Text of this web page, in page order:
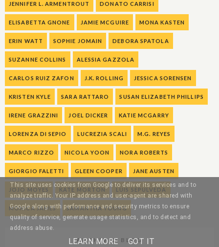
JENNIFER L. ARMENTROUT DONATO CARRISI
ELISABETTA GNONE JAMIE MCGUIRE MONA KASTEN
ERIN WATT SOPHIE JOMAIN DEBORA SPATOLA
SUZANNE COLLINS ALESSIA GAZZOLA
CARLOS RUIZ ZAFON J.K. ROLLING JESSICA SORENSEN
KRISTEN KYLE SARA RATTARO SUSAN ELIZABETH PHILLIPS
IRENE GRAZZINI JOEL DICKER KATIE MCGARRY
LORENZA DI SEPIO LUCREZIA SCALI M.G. REYES
MARCO RIZZO NICOLA YOON NORA ROBERTS
GIORGIO FALETTI GLEEN COOPER JANE AUSTEN
JOJO MOYES KATE MORTON LUIS SEPULVEDA
MONICA JAMES SAMANTHA YOUNG
ARCHIVIO BLOG
This site uses cookies from Google to deliver its services and to
analyze traffic. Your IP address and user-agent are shared with
Google along with performance and security metrics to ensure
quality of service, generate usage statistics, and to detect and
address abuse.
LEARN MORE GOT IT